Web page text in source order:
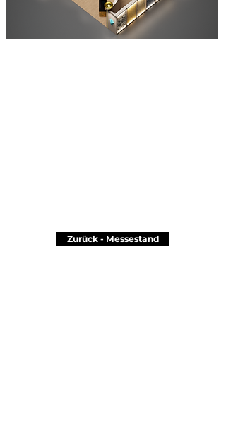
Zurück - Messestand